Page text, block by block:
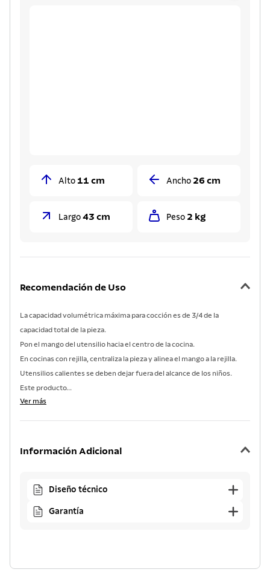
Alto 11 cm Ancho 26 cm
Largo 43 cm Peso 2 kg
Recomendación de Uso
La capacidad volumétrica máxima para cocción es de 3/4 de la
capacidad total de la pieza.
Pon el mango del utensilio hacia el centro de la cocina.
En cocinas con rejilla, centraliza la pieza y alinea el mango a la rejilla.
Utensilios calientes se deben dejar fuera del alcance de los niños.
Este producto...
Ver más
Información Adicional
Diseño técnico
Garantía